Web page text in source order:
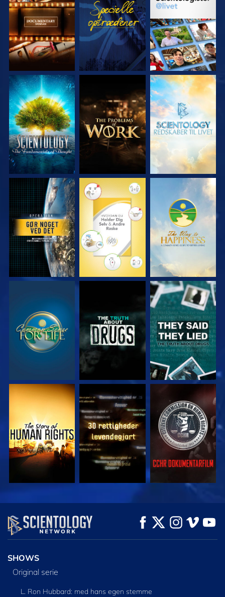
UDFORSK SERIEN SE UDFORSK SERIEN
UDFORSK SERIEN UDFORSK SERIEN UDFORSK SERIEN
SE SE SE
SE SE
SE SE SE
SE UDFORSK SERIEN
SHOWS
Original serie
L. Ron Hubbard: med hans egen stemme